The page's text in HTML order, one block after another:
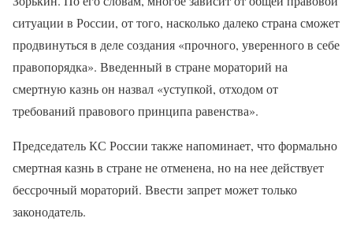
ситуации в России, от того, насколько далеко страна сможет
продвинуться в деле создания «прочного, уверенного в себе
правопорядка». Введенный в стране мораторий на
смертную казнь он назвал «уступкой, отходом от
требований правового принципа равенства».
Председатель КС России также напоминает, что формально
смертная казнь в стране не отменена, но на нее действует
бессрочный мораторий. Ввести запрет может только
законодатель.